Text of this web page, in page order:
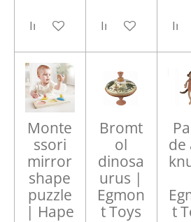
In winkelwagenIn winkelwagenIn
Monte
ssori
mirror
shape
puzzle
| Hape
Bromt
ol
dinosa
urus |
Egmon
t Toys
de
t